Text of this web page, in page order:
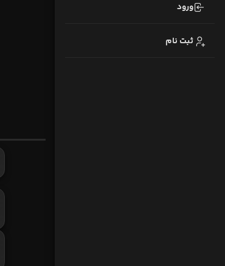
ورود
ثبت نام